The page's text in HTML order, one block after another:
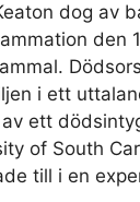
dog av
den
i ett
ett
of South
till i en